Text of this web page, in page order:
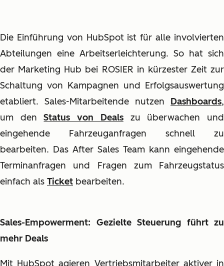
Die Einführung von HubSpot ist für alle involvierten
Abteilungen eine Arbeitserleichterung. So hat sich
der Marketing Hub bei ROSIER in kürzester Zeit zur
Schaltung von Kampagnen und Erfolgsauswertung
etabliert. Sales-Mitarbeitende nutzen Dashboards,
um denStatus von Dealszu überwachen und
eingehende Fahrzeuganfragen schnell zu
bearbeiten. Das After Sales Team kann eingehende
Terminanfragen und Fragen zum Fahrzeugstatus
einfach als Ticket bearbeiten.
Sales-Empowerment: Gezielte Steuerung führt zu
mehr Deals
Mit HubSpot agieren Vertriebsmitarbeiter aktiver in